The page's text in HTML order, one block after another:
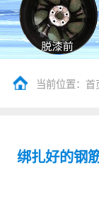
当前位置： 首
绑扎好的钢